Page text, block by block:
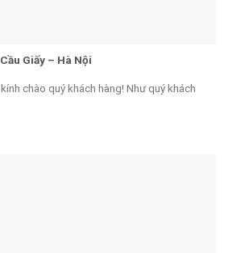
Giấy – Hà Nội
chào quý khách hàng! Như quý khách